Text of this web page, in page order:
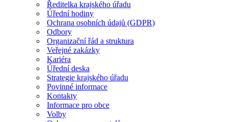
Ředitelka krajského úřadu
Úřední hodiny
Ochrana osobních údajů (GDPR)
Odbory
Organizační řád a struktura
Veřejné zakázky
Kariéra
Úřední deska
Strategie krajského úřadu
Povinné informace
Kontakty
Informace pro obce
Volby